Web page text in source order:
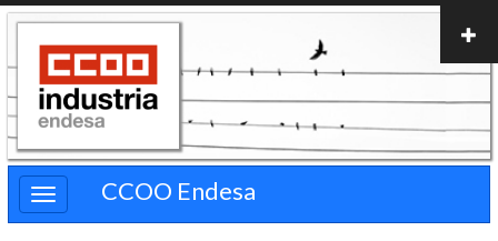
Pasar
contenido
principal
CCOO Endesa